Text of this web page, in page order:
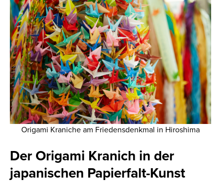
Origami Kraniche am Friedensdenkmal in Hiroshima
Der Origami Kranich in der
japanischen Papierfalt-Kunst